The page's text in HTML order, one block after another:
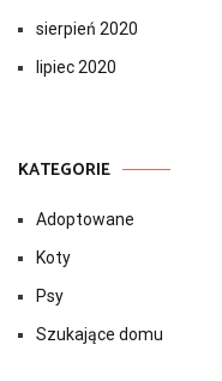
sierpień 2020
lipiec 2020
KATEGORIE
Adoptowane
Koty
Psy
Szukające domu